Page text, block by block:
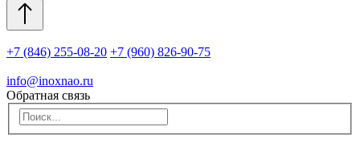
+7 (846) 255-08-20 +7 (960) 826-90-75
info@inoxnao.ru
Обратная связь